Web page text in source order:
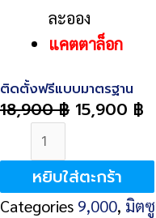
ละออง
แคตตาล็อก
ติดตั้งฟรีแบบมาตรฐาน
18,900฿ 15,900 ฿
จำนวน
Mitsubishi
Heavy
Duty
หยิบใส่ตะกร้า
Categories 9,000, มิต